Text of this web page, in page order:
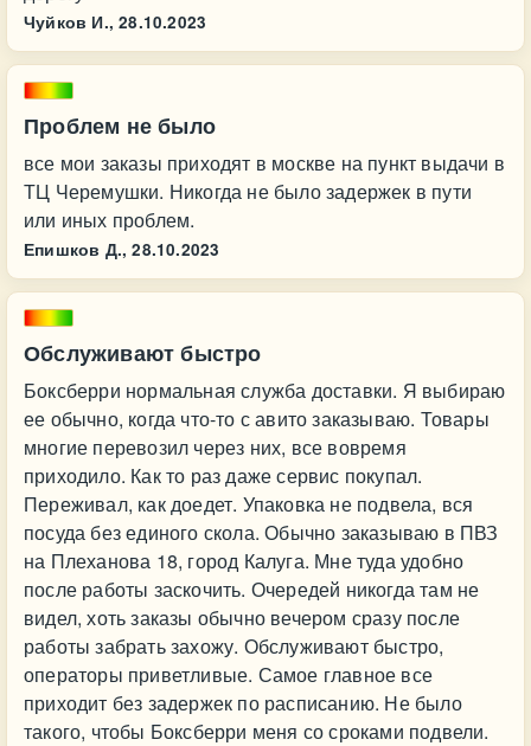
Чуйков И., 28.10.2023
Проблем не было
все мои заказы приходят в москве на пункт выдачи в
ТЦ Черемушки. Никогда не было задержек в пути
или иных проблем.
Епишков Д., 28.10.2023
Обслуживают быстро
Боксберри нормальная служба доставки. Я выбираю
ее обычно, когда что-то с авито заказываю. Товары
многие перевозил через них, все вовремя
приходило. Как то раз даже сервис покупал.
Переживал, как доедет. Упаковка не подвела, вся
посуда без единого скола. Обычно заказываю в ПВЗ
на Плеханова 18, город Калуга. Мне туда удобно
после работы заскочить. Очередей никогда там не
видел, хоть заказы обычно вечером сразу после
работы забрать захожу. Обслуживают быстро,
операторы приветливые. Самое главное все
приходит без задержек по расписанию. Не было
такого, чтобы Боксберри меня со сроками подвели.